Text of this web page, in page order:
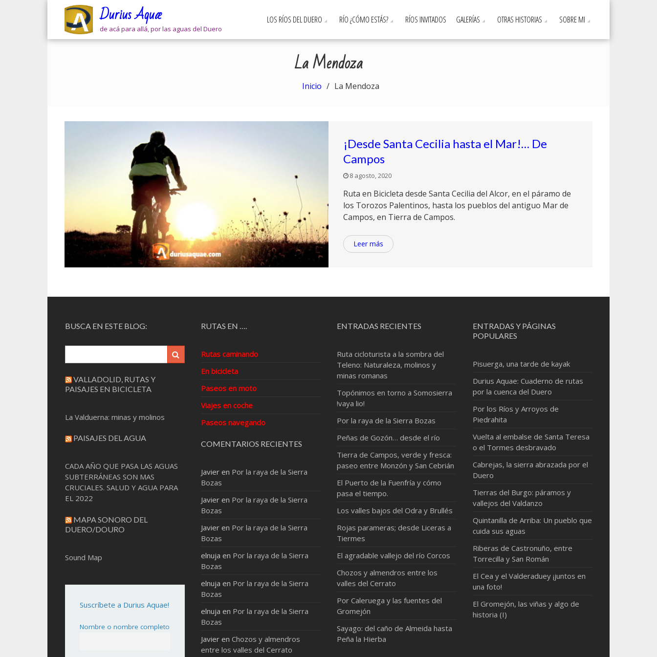
Durius Aquæ
de acá para allá, por las aguas del Duero
LOS RÍOS DEL DUERO RÍO ¿CÓMO ESTÁS? RÍOS INVITADOS GALERÍAS OTRAS HISTORIAS SOBRE MI
La Mendoza
Inicio La Mendoza
¡Desde Santa Cecilia hasta el Mar!… De
Campos
8 agosto, 2020
Ruta en Bicicleta desde Santa Cecilia del Alcor, en el páramo de
los Torozos Palentinos, hasta los pueblos del antiguo Mar de
Campos, en Tierra de Campos.
Leer más
BUSCA EN ESTE BLOG:
VALLADOLID, RUTAS Y
PAISAJES EN BICICLETA
La Valduerna: minas y molinos
PAISAJES DEL AGUA
CADA AÑO QUE PASA LAS AGUAS
SUBTERRÁNEAS SON MAS
CRUCIALES. SALUD Y AGUA PARA
EL 2022
MAPA SONORO DEL
DUERO/DOURO
Sound Map
Suscríbete a Durius Aquae!
Nombre o nombre completo
RUTAS EN ….
Rutas caminando
En bicicleta
Paseos en moto
Viajes en coche
Paseos navegando
COMENTARIOS RECIENTES
Javier en Por la raya de la Sierra
Bozas
Javier en Por la raya de la Sierra
Bozas
Javier en Por la raya de la Sierra
Bozas
elnuja en Por la raya de la Sierra
Bozas
elnuja en Por la raya de la Sierra
Bozas
elnuja en Por la raya de la Sierra
Bozas
Javier enChozos y almendros
entre los valles del Cerrato
ENTRADAS RECIENTES
Ruta cicloturista a la sombra del
Teleno: Naturaleza, molinos y
minas romanas
Topónimos en torno a Somosierra
!vaya lio!
Por la raya de la Sierra Bozas
Peñas de Gozón… desde el río
Tierra de Campos, verde y fresca:
paseo entre Monzón y San Cebrián
El Puerto de la Fuenfría y cómo
pasa el tiempo.
Los valles bajos del Odra y Brullés
Rojas parameras; desde Liceras a
Tiermes
El agradable vallejo del río Corcos
Chozos y almendros entre los
valles del Cerrato
Por Caleruega y las fuentes del
Gromejón
Sayago: del caño de Almeida hasta
Peña la Hierba
ENTRADAS Y PÁGINAS
POPULARES
Pisuerga, una tarde de kayak
Durius Aquae: Cuaderno de rutas
por la cuenca del Duero
Por los Ríos y Arroyos de
Piedrahita
Vuelta al embalse de Santa Teresa
o el Tormes desbravado
Cabrejas, la sierra abrazada por el
Duero
Tierras del Burgo: páramos y
vallejos del Valdanzo
Quintanilla de Arriba: Un pueblo que
cuida sus aguas
Riberas de Castronuño, entre
Torrecilla y San Román
El Cea y el Valderaduey ¡juntos en
una foto!
El Gromejón, las viñas y algo de
historia (I)